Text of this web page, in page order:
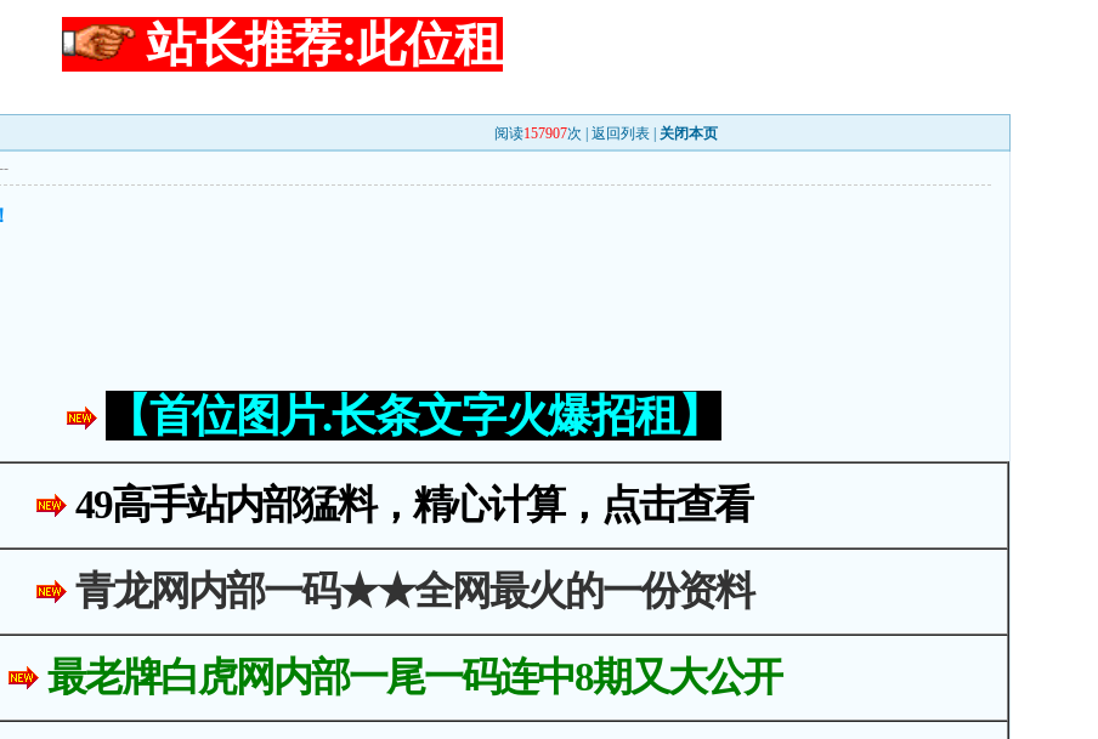
站长推荐:此位租
阅读157907次 | 返回列表 关闭本页
【首位图片.长条文字火爆招租】
49高手站内部猛料，精心计算，点击查看
青龙网内部一码★★全网最火的一份资料
最老牌白虎网内部一尾一码连中8期又大公开